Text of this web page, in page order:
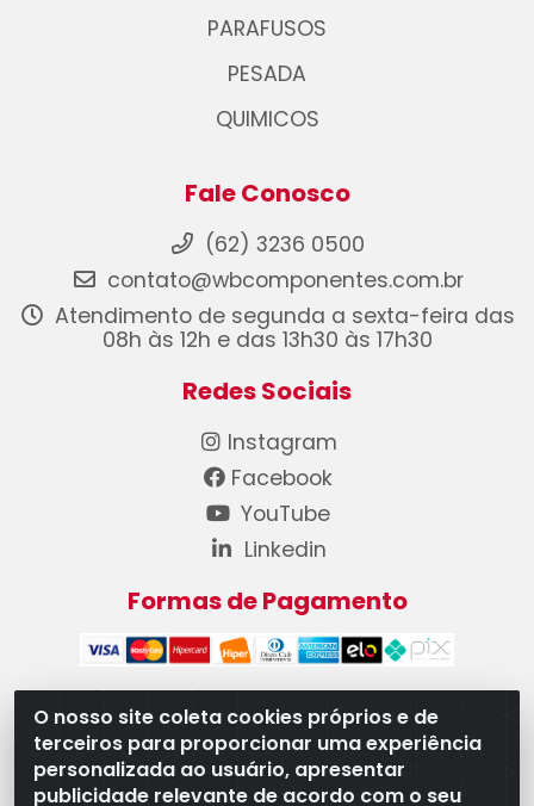
O nosso site coleta cookies próprios e de
terceiros para proporcionar uma experiência
personalizada ao usuário, apresentar
publicidade relevante de acordo com o seu
PARAFUSOS
PESADA
QUIMICOS
Fale Conosco
(62) 3236 0500
contato@wbcomponentes.com.br
Atendimento de segunda a sexta-feira das
08h às 12h e das 13h30 às 17h30
Redes Sociais
Instagram
Facebook
YouTube
Linkedin
Formas de Pagamento
WB Componentes Automotivos LTDA - CNPJ
08.528.393/0001-12 - Rua do Níquel, 667 - Parque
Oeste Industrial, Goiânia/GO - CEP 74375-660